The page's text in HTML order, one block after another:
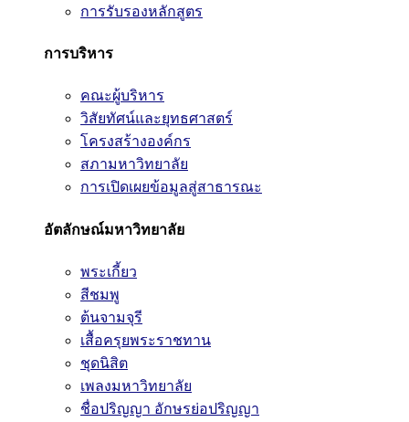
การรับรองหลักสูตร
การบริหาร
คณะผู้บริหาร
วิสัยทัศน์และยุทธศาสตร์
โครงสร้างองค์กร
สภามหาวิทยาลัย
การเปิดเผยข้อมูลสู่สาธารณะ
อัตลักษณ์มหาวิทยาลัย
พระเกี้ยว
สีชมพู
ต้นจามจุรี
เสื้อครุยพระราชทาน
ชุดนิสิต
เพลงมหาวิทยาลัย
ชื่อปริญญา อักษรย่อปริญญา